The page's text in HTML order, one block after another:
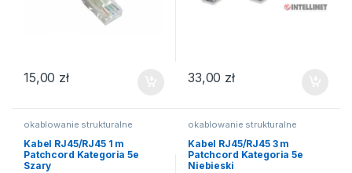
15,00 zł 33,00 zł
okablowanie strukturalne
Kabel RJ45/RJ45 1 m
Patchcord Kategoria 5e
Szary
okablowanie strukturalne
Kabel RJ45/RJ45 3 m
Patchcord Kategoria 5e
Niebieski